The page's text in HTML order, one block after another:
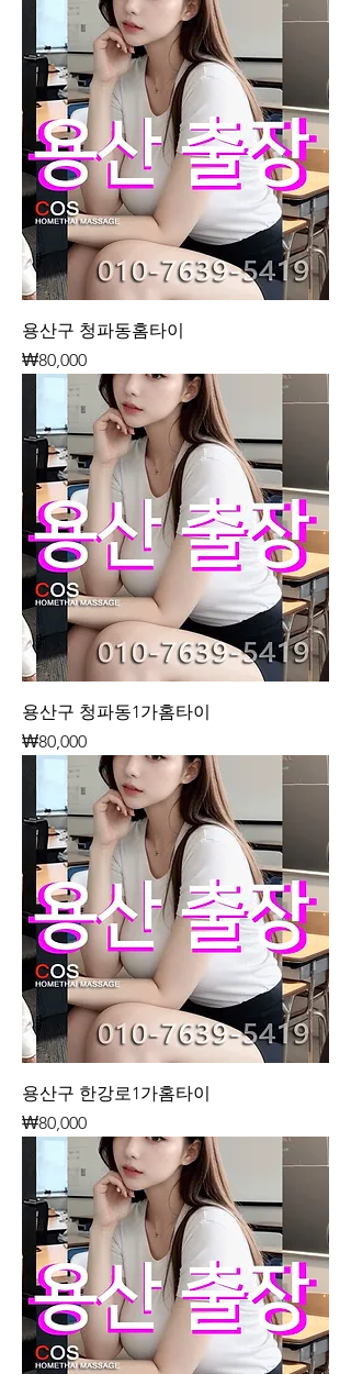
용산구 청파동홈타이
가격
₩80,000
용산구 청파동1가홈타이
가격
₩80,000
용산구 한강로1가홈타이
가격
₩80,000